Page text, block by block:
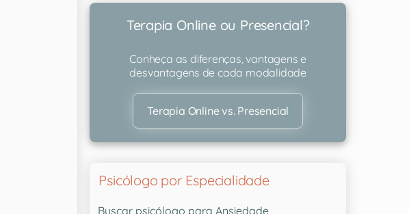
Terapia Online ou Presencial?
Conheça as diferenças, vantagens e
desvantagens de cada modalidade
Terapia Online vs. Presencial
Psicólogo por Especialidade
Buscar psicólogo para Ansiedade